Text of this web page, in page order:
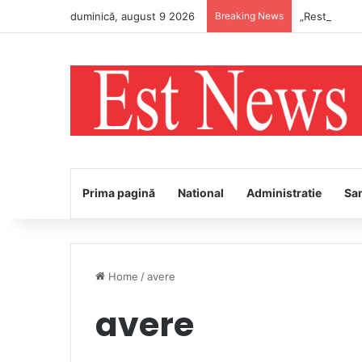
duminică, august 9 2026 Breaking News „Restart cu
Prima pagină National Administratie
Home /avere
avere